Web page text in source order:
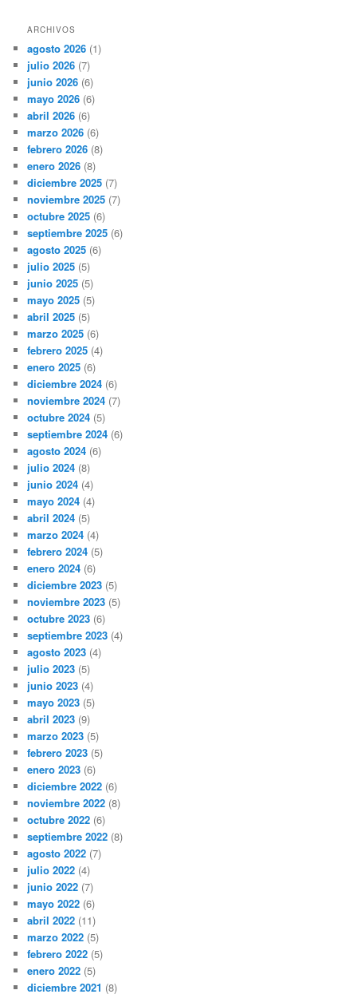
ARCHIVOS
agosto 2026 (1)
julio 2026 (7)
junio 2026 (6)
mayo 2026 (6)
abril 2026 (6)
marzo 2026 (6)
febrero 2026 (8)
enero 2026 (8)
diciembre 2025 (7)
noviembre 2025 (7)
octubre 2025 (6)
septiembre 2025 (6)
agosto 2025 (6)
julio 2025 (5)
junio 2025 (5)
mayo 2025 (5)
abril 2025 (5)
marzo 2025 (6)
febrero 2025 (4)
enero 2025 (6)
diciembre 2024 (6)
noviembre 2024 (7)
octubre 2024 (5)
septiembre 2024 (6)
agosto 2024 (6)
julio 2024 (8)
junio 2024 (4)
mayo 2024 (4)
abril 2024 (5)
marzo 2024 (4)
febrero 2024 (5)
enero 2024 (6)
diciembre 2023 (5)
noviembre 2023 (5)
octubre 2023 (6)
septiembre 2023 (4)
agosto 2023 (4)
julio 2023 (5)
junio 2023 (4)
mayo 2023 (5)
abril 2023 (9)
marzo 2023 (5)
febrero 2023 (5)
enero 2023 (6)
diciembre 2022 (6)
noviembre 2022 (8)
octubre 2022 (6)
septiembre 2022 (8)
agosto 2022 (7)
julio 2022 (4)
junio 2022 (7)
mayo 2022 (6)
abril 2022 (11)
marzo 2022 (5)
febrero 2022 (5)
enero 2022 (5)
diciembre 2021 (8)